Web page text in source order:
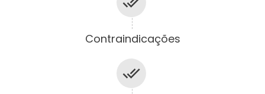
Contraindicações